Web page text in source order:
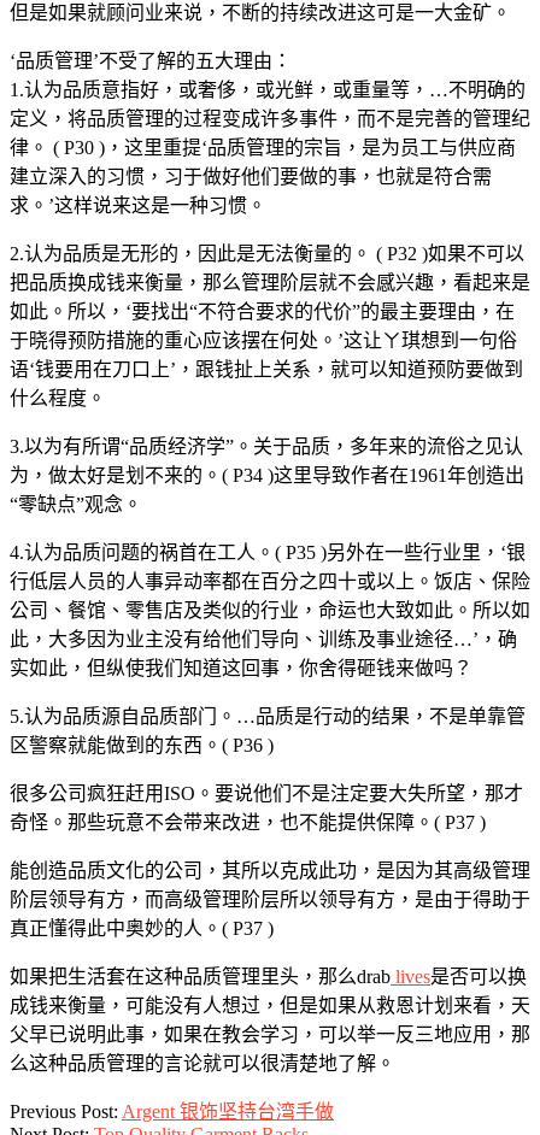
但是如果就顾问业来说，不断的持续改进这可是一大金矿。
‘品质管理’不受了解的五大理由：
1.认为品质意指好，或奢侈，或光鲜，或重量等，…不明确的
定义，将品质管理的过程变成许多事件，而不是完善的管理纪
律。 ( P30 )，这里重提‘品质管理的宗旨，是为员工与供应商
建立深入的习惯，习于做好他们要做的事，也就是符合需
求。’这样说来这是一种习惯。
2.认为品质是无形的，因此是无法衡量的。 ( P32 )如果不可以
把品质换成钱来衡量，那么管理阶层就不会感兴趣，看起来是
如此。所以，‘要找出“不符合要求的代价”的最主要理由，在
于晓得预防措施的重心应该摆在何处。’这让ㄚ琪想到一句俗
语‘钱要用在刀口上’，跟钱扯上关系，就可以知道预防要做到
什么程度。
3.以为有所谓“品质经济学”。关于品质，多年来的流俗之见认
为，做太好是划不来的。( P34 )这里导致作者在1961年创造出
“零缺点”观念。
4.认为品质问题的祸首在工人。( P35 )另外在一些行业里，‘银
行低层人员的人事异动率都在百分之四十或以上。饭店、保险
公司、餐馆、零售店及类似的行业，命运也大致如此。所以如
此，大多因为业主没有给他们导向、训练及事业途径…’，确
实如此，但纵使我们知道这回事，你舍得砸钱来做吗？
5.认为品质源自品质部门。…品质是行动的结果，不是单靠管
区警察就能做到的东西。( P36 )
很多公司疯狂赶用ISO。要说他们不是注定要大失所望，那才
奇怪。那些玩意不会带来改进，也不能提供保障。( P37 )
能创造品质文化的公司，其所以克成此功，是因为其高级管理
阶层领导有方，而高级管理阶层所以领导有方，是由于得助于
真正懂得此中奥妙的人。( P37 )
如果把生活套在这种品质管理里头，那么drab lives是否可以换
成钱来衡量，可能没有人想过，但是如果从救恩计划来看，天
父早已说明此事，如果在教会学习，可以举一反三地应用，那
么这种品质管理的言论就可以很清楚地了解。
2012-
01-
Previous Post: Argent 银饰坚持台湾手做